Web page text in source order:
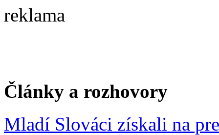
reklama
Články a rozhovory
Mladí Slováci získali na